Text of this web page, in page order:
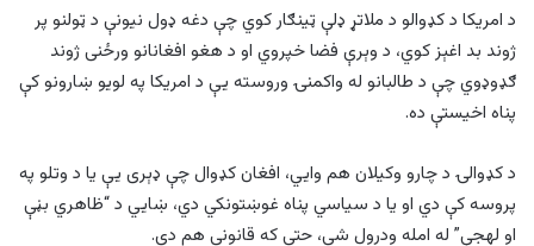
د امریکا د کډوالو د ملاتړ ډلې ټینګار کوي چې دغه ډول نیونې د ټولنو پر
ژوند بد اغېز کوي، د وېرې فضا خپروي او د هغو افغانانو ورځنی ژوند
ګډوډوي چې د طالبانو له واکمنۍ وروسته یې د امریکا په لویو ښارونو کې
پناه اخیستې ده.
د کډوالۍ د چارو وکیلان هم وايي، افغان کډوال چې ډېری یې یا د وتلو په
پروسه کې دي او یا د سیاسي پناه غوښتونکي دي، ښايي د “ظاهري بڼې
او لهجې” له امله ودرول شي، حتی که قانوني هم دي.